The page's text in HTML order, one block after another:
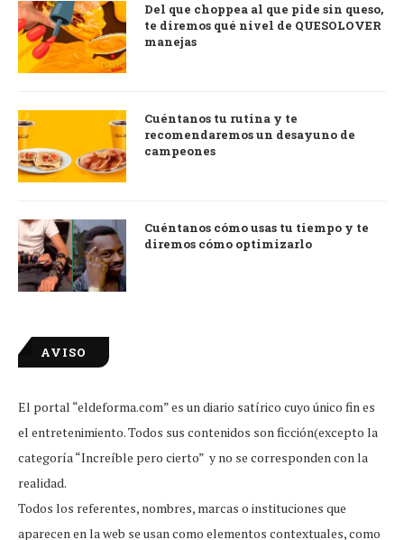
Del que choppea al que pide sin queso,
te diremos qué nivel de QUESOLOVER
manejas
Cuéntanos tu rutina y te
recomendaremos un desayuno de
campeones
Cuéntanos cómo usas tu tiempo y te
diremos cómo optimizarlo
AVISO
El portal “eldeforma.com” es un diario satírico cuyo único fin es
el entretenimiento. Todos sus contenidos son ficción(excepto la
categoría “Increíble pero cierto” y no se corresponden con la
realidad.
Todos los referentes, nombres, marcas o instituciones que
aparecen en la web se usan como elementos contextuales, como